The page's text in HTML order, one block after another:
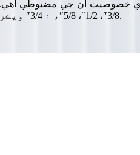
3/8″، 1/2″، 5/8″، ۽ 3/4″ ويڪر جي ميلاپ ۾ موجود آهن ۽، 1/2″ بڪل جي استثنا سان، ڳري ڊيوٽي ڪلمپنگ گهرجن کي حل ڪرڻ لاءِ ڊبل ريپ ايپليڪيشن کي ترتيب ڏين ٿا.